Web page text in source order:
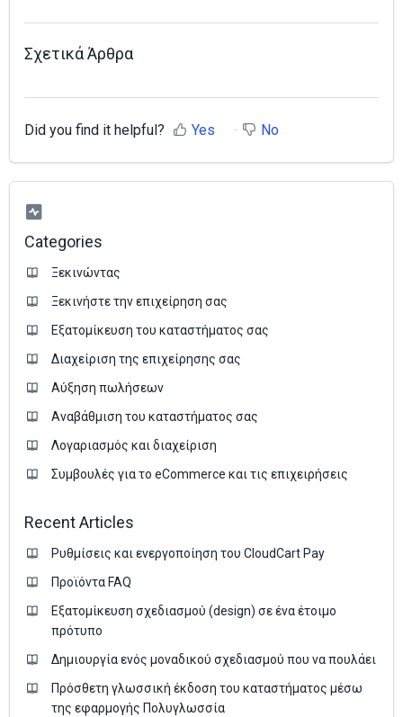
Σχετικά Άρθρα
Did you find it helpful? Yes No
Categories
Ξεκινώντας
Ξεκινήστε την επιχείρηση σας
Εξατομίκευση του καταστήματος σας
Διαχείριση της επιχείρησης σας
Аύξηση πωλήσεων
Αναβάθμιση του καταστήματος σας
Λογαριασμός και διαχείριση
Συμβουλές για το eCommerce και τις επιχειρήσεις
Recent Articles
Ρυθμίσεις και ενεργοποίηση του CloudCart Pay
Προϊόντα FAQ
Εξατομίκευση σχεδιασμού (design) σε ένα έτοιμο
πρότυπο
Δημιουργία ενός μοναδικού σχεδιασμού που να πουλάει
Πρόσθετη γλωσσική έκδοση του καταστήματος μέσω
της εφαρμογής Πολυγλωσσία